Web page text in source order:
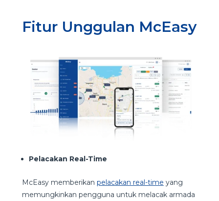
Fitur Unggulan McEasy
Pelacakan Real-Time
McEasy memberikan pelacakan real-time yang
memungkinkan pengguna untuk melacak armada